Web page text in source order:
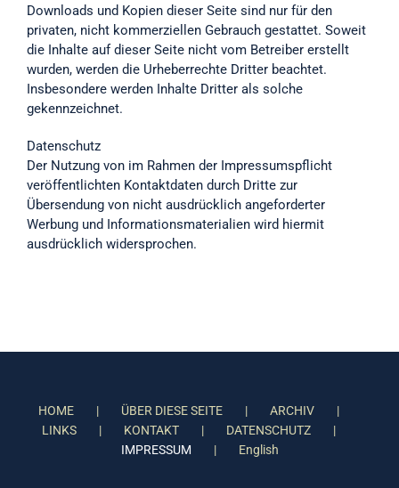
Downloads und Kopien dieser Seite sind nur für den
privaten, nicht kommerziellen Gebrauch gestattet. Soweit
die Inhalte auf dieser Seite nicht vom Betreiber erstellt
wurden, werden die Urheberrechte Dritter beachtet.
Insbesondere werden Inhalte Dritter als solche
gekennzeichnet.
Datenschutz
Der Nutzung von im Rahmen der Impressumspflicht
veröffentlichten Kontaktdaten durch Dritte zur
Übersendung von nicht ausdrücklich angeforderter
Werbung und Informationsmaterialien wird hiermit
ausdrücklich widersprochen.
HOME ÜBER DIESE SEITE
ARCHIV
LINKS
KONTAKT
DATENSCHUTZ
IMPRESSUM
English